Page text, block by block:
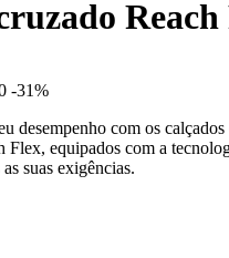
Reach
-31%
desempenho com os
Flex, equipados com a
suas exigências.